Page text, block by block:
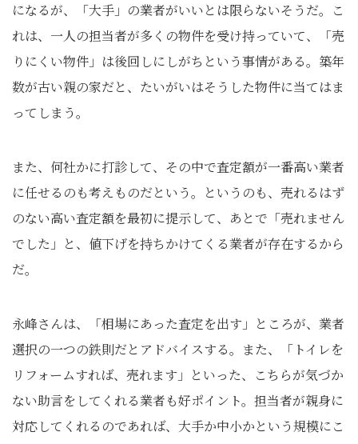
になるが、「大手」の業者がいいとは限らないそうだ。こ
れは、一人の担当者が多くの物件を受け持っていて、「売
りにくい物件」は後回しにしがちという事情がある。築年
数が古い親の家だと、たいがいはそうした物件に当てはま
ってしまう。
また、何社かに打診して、その中で査定額が一番高い業者
に任せるのも考えものだという。というのも、売れるはず
のない高い査定額を最初に提示して、あとで「売れません
でした」と、値下げを持ちかけてくる業者が存在するから
だ。
永峰さんは、「相場にあった査定を出す」ところが、業者
選択の一つの鉄則だとアドバイスする。また、「トイレを
リフォームすれば、売れます」といった、こちらが気づか
ない助言をしてくれる業者も好ポイント。担当者が親身に
対応してくれるのであれば、大手か中小かという規模にこ